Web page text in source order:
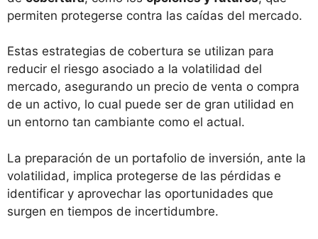
permiten protegerse contra las caídas del mercado.
Estas estrategias de cobertura se utilizan para
reducir el riesgo asociado a la volatilidad del
mercado, asegurando un precio de venta o compra
de un activo, lo cual puede ser de gran utilidad en
un entorno tan cambiante como el actual.
La preparación de un portafolio de inversión, ante la
volatilidad, implica protegerse de las pérdidas e
identificar y aprovechar las oportunidades que
surgen en tiempos de incertidumbre.